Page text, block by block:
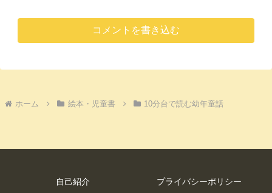
コメントを書き込む
ホーム 絵本・児童書 10分台で読む幼年童話
自己紹介
プライバシーポリシー